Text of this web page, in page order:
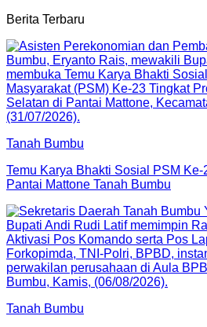
Berita Terbaru
Tanah Bumbu
Temu Karya Bhakti Sosial PSM
Pantai Mattone Tanah Bumbu
Tanah Bumbu